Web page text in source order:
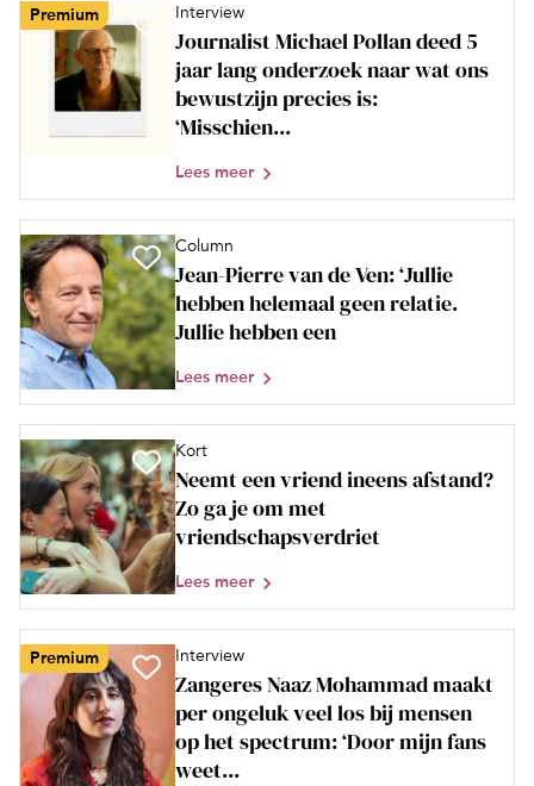
Premium Interview
Journalist Michael Pollan deed 5
jaar lang onderzoek naar wat ons
bewustzijn precies is:
‘Misschien...
Lees meer
Column
Jean-Pierre van de Ven: ‘Jullie
hebben helemaal geen relatie.
Jullie hebben een
Lees meer
Kort
Neemt een vriend ineens afstand?
Zo ga je om met
vriendschapsverdriet
Lees meer
Premium Interview
Zangeres Naaz Mohammad maakt
per ongeluk veel los bij mensen
op het spectrum: ‘Door mijn fans
weet...